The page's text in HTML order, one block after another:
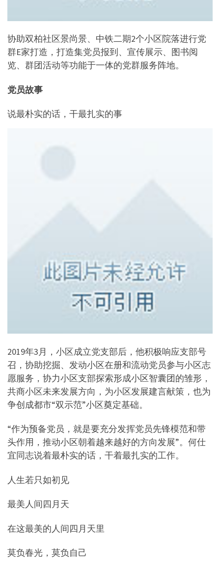
协助双柏社区景尚景、中铁二期2个小区院落进行党
群E家打造，打造集党员报到、宣传展示、图书阅
览、群团活动等功能于一体的党群服务阵地。
党员故事
说最朴实的话，干最扎实的事
2019年3月，小区成立党支部后，他积极响应支部号
召，协助挖掘、发动小区在册和流动党员参与小区志
愿服务，协力小区支部探索形成小区智囊团的雏形，
共商小区未来发展方向，为小区发展建言献策，也为
争创成都市“双示范”小区奠定基础。
“作为预备党员，就是要充分发挥党员先锋模范和带
头作用，推动小区朝着越来越好的方向发展”。何仕
宜同志说着最朴实的话，干着最扎实的工作。
人生若只如初见
最美人间四月天
在这最美的人间四月天里
莫负春光，莫负自己